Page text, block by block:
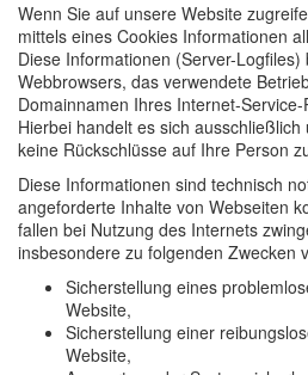
Wenn Sie auf unsere Website
mittels eines Cookies Informationen
Diese Informationen (Server-
Webbrowsers, das verwendete
Domainnamen Ihres Internet-
Hierbei handelt es sich
keine Rückschlüsse auf Ihre Person
Diese Informationen sind technisch
angeforderte Inhalte von Webseiten
fallen bei Nutzung des Internets
insbesondere zu folgenden Zwecken
Sicherstellung eines
Website,
Sicherstellung einer
Website,